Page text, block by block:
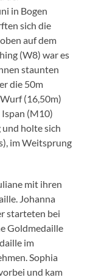
in Bogen
sich die
auf dem
(W8) war es
staunten
die 50m
(16,50m)
(M10)
holte sich
im Weitsprung
mit ihren
Johanna
starteten bei
Goldmedaille
im
Sophia
und kam